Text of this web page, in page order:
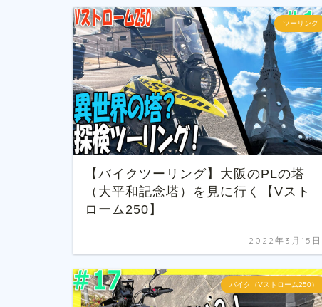
ツーリング
【バイクツーリング】大阪のPLの塔
（大平和記念塔）を見に行く【Vスト
ローム250】
2022年3月15日
バイク（Vストローム250）